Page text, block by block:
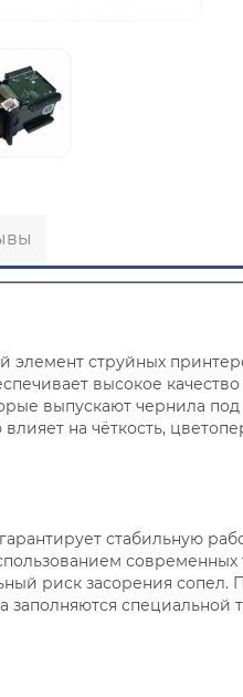
элемент струйных
высокое качество
выпускают чернила
на чёткость,
стабильную
современных
риск засорения сопел.
заполняются специальной